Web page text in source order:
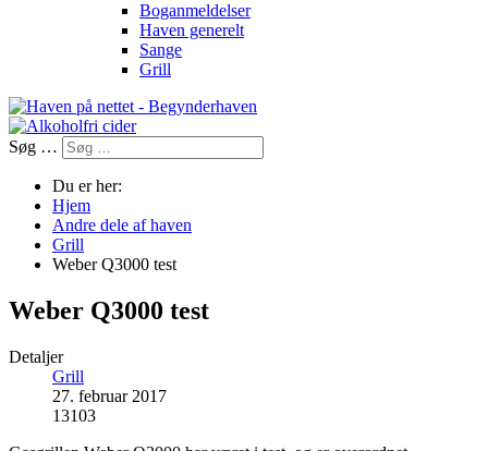
Boganmeldelser
Haven generelt
Sange
Grill
Søg …
Du er her:
Hjem
Andre dele af haven
Grill
Weber Q3000 test
Weber Q3000 test
Detaljer
Grill
27. februar 2017
13103